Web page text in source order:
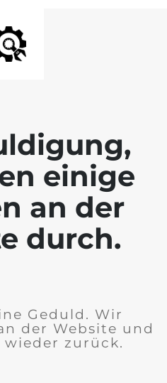
einige
an der
durch.
Geduld. Wir
der Website und
zurück.